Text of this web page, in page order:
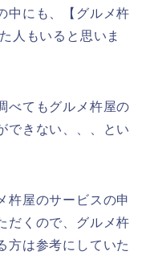
中にも、【グルメ杵
人もいると思いま
べてもグルメ杵屋の
できない、、、とい
杵屋のサービスの申
だくので、グルメ杵
方は参考にしていた